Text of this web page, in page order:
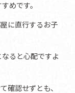
めです。
に直行するお子
なると心配ですよ
確認せずとも、